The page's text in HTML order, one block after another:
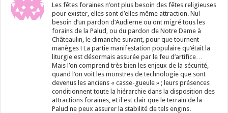
Les fêtes foraines n’ont plus besoin des fêtes religieuses
pour exister, elles sont d’elles même attraction. Nul
besoin d’un pardon d’Audierne ou ont migré tous les
forains de la Palud, ou du pardon de Notre Dame à
Châteaulin, le dimanche suivant, pour que tournent
manèges ! La partie manifestation populaire qu’était la
liturgie est désormais assurée par le feu d’artifice…
Mais l’on comprend très bien les enjeux de la sécurité,
quand l’on voit les monstres de technologie que sont
devenus les anciens « casse-gueule » ; leurs présences
conditionnent toute la hiérarchie dans la disposition des
attractions foraines, et il est clair que le terrain de la
Palud ne peux assurer la stabilité de tels engins.